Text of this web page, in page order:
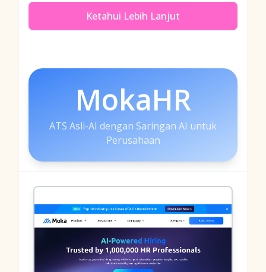
Ketahui Lebih Lanjut
MokaHR
ATS Asli-AI dengan Saringan AI untuk
Perusahaan